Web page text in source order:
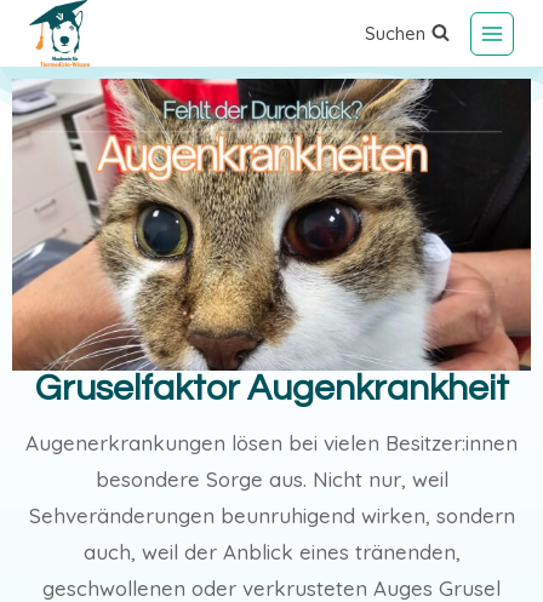
Suchen
Gruselfaktor Augenkrankheit
Augenerkrankungen lösen bei vielen Besitzer:innen
besondere Sorge aus. Nicht nur, weil
Sehveränderungen beunruhigend wirken, sondern
auch, weil der Anblick eines tränenden,
geschwollenen oder verkrusteten Auges Grusel